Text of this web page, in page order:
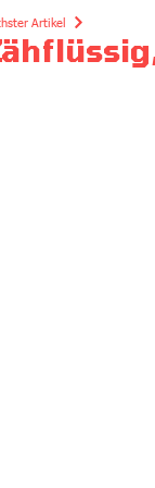
Artikel